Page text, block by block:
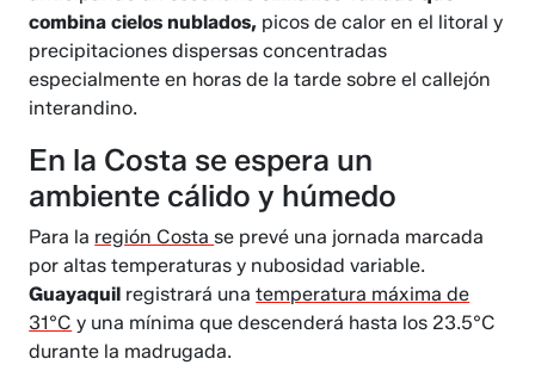
combina cielos nublados, picos de calor en el litoral y
precipitaciones dispersas concentradas
especialmente en horas de la tarde sobre el callejón
interandino.
En la Costa se espera un
ambiente cálido y húmedo
Para la región Costa se prevé una jornada marcada
por altas temperaturas y nubosidad variable.
Guayaquil registrará unatemperatura máxima de
31°C y una mínima que descenderá hasta los 23.5°C
durante la madrugada.